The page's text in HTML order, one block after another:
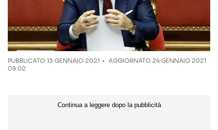
PUBBLICATO 13 GENNAIO 2021
AGGIORNATO 24 GENNAIO 2021
09:02